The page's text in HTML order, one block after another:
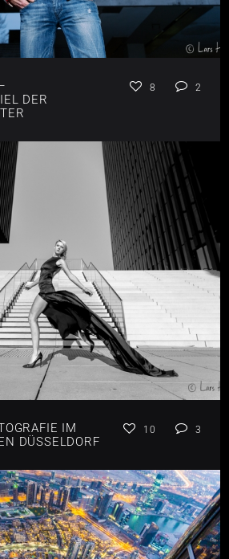
DER
8 2
IM
DÜSSELDORF
10 3